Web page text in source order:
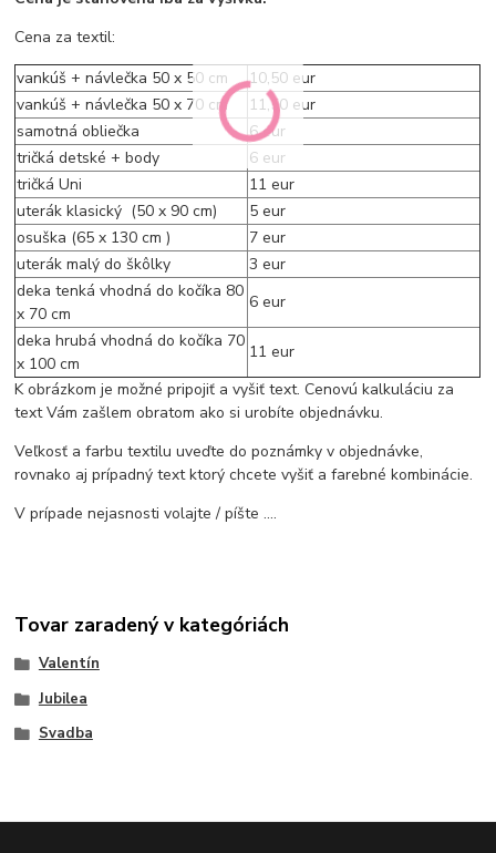
Cena za textil:
vankúš + návlečka 50 x 50 cm
10,50 eur
vankúš + návlečka 50 x 70 cm
11,50 eur
samotná obliečka
6 eur
tričká detské + body
6 eur
tričká Uni
11 eur
uterák klasický (50 x 90 cm)
5 eur
osuška (65 x 130 cm )
7 eur
uterák malý do škôlky
3 eur
deka tenká vhodná do kočíka 80
x 70 cm
6 eur
deka hrubá vhodná do kočíka 70
x 100 cm
11 eur
K obrázkom je možné pripojiť a vyšiť text. Cenovú kalkuláciu za
text Vám zašlem obratom ako si urobíte objednávku.
Veľkosť a farbu textilu uveďte do poznámky v objednávke,
rovnako aj prípadný text ktorý chcete vyšiť a farebné kombinácie.
V prípade nejasnosti volajte / píšte ....
Tovar zaradený v kategóriách
Valentín
Jubilea
Svadba